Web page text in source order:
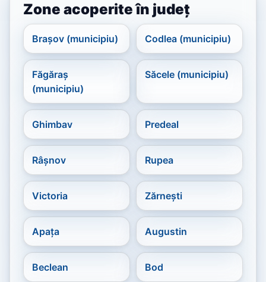
Zone acoperite în județ
Brașov (municipiu) Codlea (municipiu)
Făgăraș
(municipiu)
Săcele (municipiu)
Ghimbav Predeal
Râșnov Rupea
Victoria Zărnești
Apața Augustin
Beclean Bod